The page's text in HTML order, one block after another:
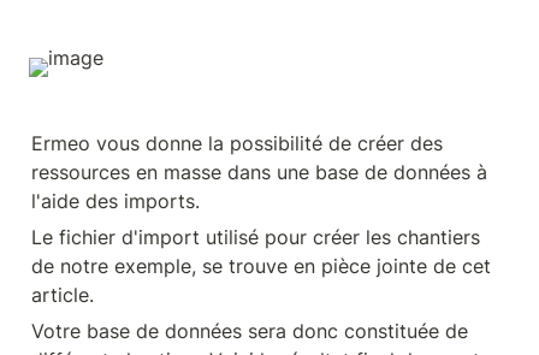
Ermeo vous donne la possibilité de créer des
ressources en masse dans une base de données à
l'aide des imports.
Le fichier d'import utilisé pour créer les chantiers
de notre exemple, se trouve en pièce jointe de cet
article.
Votre base de données sera donc constituée de